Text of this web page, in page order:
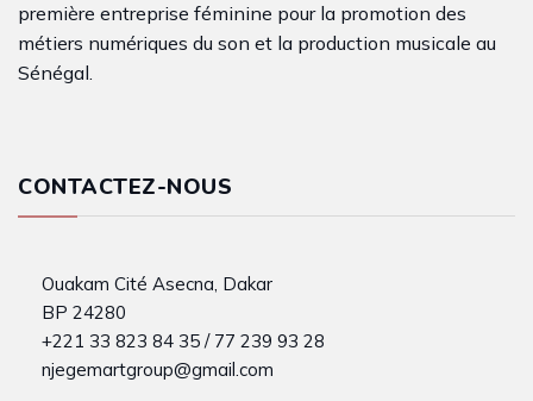
première entreprise féminine pour la promotion des
métiers numériques du son et la production musicale au
Sénégal.
CONTACTEZ-NOUS
Ouakam Cité Asecna, Dakar
BP 24280
+221 33 823 84 35 / 77 239 93 28
njegemartgroup@gmail.com